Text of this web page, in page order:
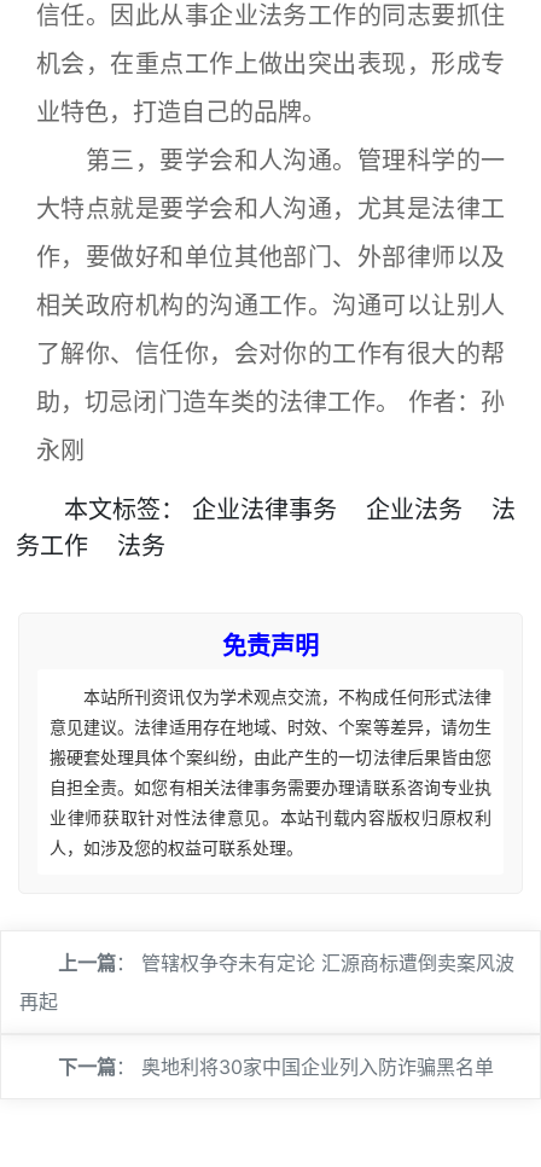
信任。因此从事企业法务工作的同志要抓住
机会，在重点工作上做出突出表现，形成专
业特色，打造自己的品牌。
第三，要学会和人沟通。管理科学的一
大特点就是要学会和人沟通，尤其是法律工
作，要做好和单位其他部门、外部律师以及
相关政府机构的沟通工作。沟通可以让别人
了解你、信任你，会对你的工作有很大的帮
助，切忌闭门造车类的法律工作。 作者：孙
永刚
本文标签： 企业法律事务 企业法务
法
务工作
法务
免责声明
本站所刊资讯仅为学术观点交流，不构成任何形式法律
意见建议。法律适用存在地域、时效、个案等差异，请勿生
搬硬套处理具体个案纠纷，由此产生的一切法律后果皆由您
自担全责。如您有相关法律事务需要办理请联系咨询专业执
业律师获取针对性法律意见。本站刊载内容版权归原权利
人，如涉及您的权益可联系处理。
上一篇： 管辖权争夺未有定论 汇源商标遭倒卖案风波
再起
下一篇： 奥地利将30家中国企业列入防诈骗黑名单